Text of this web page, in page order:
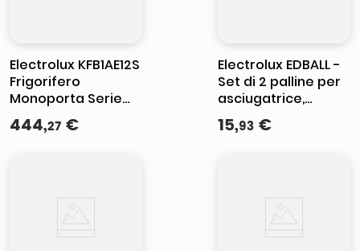
Electrolux KFB1AE12S
Frigorifero
Monoporta Serie
500 con Vano
Congelatore 188
444,27 €
Electrolux EDBALL -
Set di 2 palline per
asciugatrice,
riducono i tempi di
asciugatura fino al
15,93 €